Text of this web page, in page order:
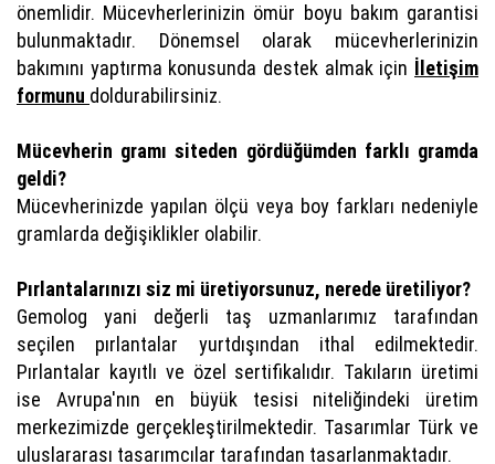
önemlidir. Mücevherlerinizin ömür boyu bakım garantisi
bulunmaktadır. Dönemsel olarak mücevherlerinizin
bakımını yaptırma konusunda destek almak için İletişim
formunu doldurabilirsiniz.
Mücevherin gramı siteden gördüğümden farklı gramda
geldi?
Mücevherinizde yapılan ölçü veya boy farkları nedeniyle
gramlarda değişiklikler olabilir.
Pırlantalarınızı siz mi üretiyorsunuz, nerede üretiliyor?
Gemolog yani değerli taş uzmanlarımız tarafından
seçilen pırlantalar yurtdışından ithal edilmektedir.
Pırlantalar kayıtlı ve özel sertifikalıdır. Takıların üretimi
ise Avrupa'nın en büyük tesisi niteliğindeki üretim
merkezimizde gerçekleştirilmektedir. Tasarımlar Türk ve
uluslararası tasarımcılar tarafından tasarlanmaktadır.